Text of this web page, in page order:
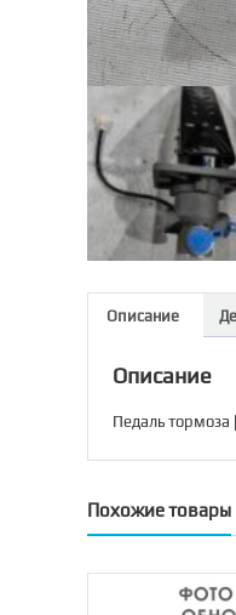
Описание
Описание
Педаль тормоза
Похожие товары